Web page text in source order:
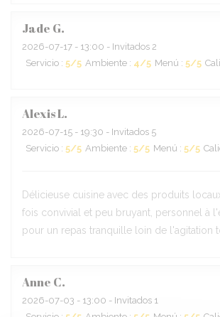
Jade G
2026-07-17 - 13:00 - Invitados 2
Servicio : 5/5 Ambiente : 4/5 Menú : 5/5
AlexisL
2026-07-15 - 19:30 - Invitados 5
Servicio : 5/5 Ambiente : 5/5 Menú : 5/5
Délicieuse cuisine avec des produits
fois convivial et peu bruyant, personnel à
pour un repas tranquille loin de l'agitation
Anne C
2026-07-03 - 13:00 - Invitados 1